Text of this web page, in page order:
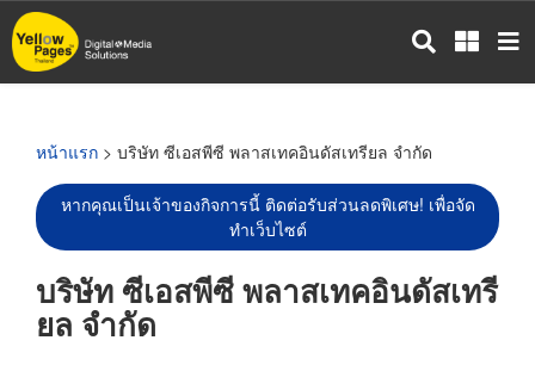
ข้าม
ไป
หน้าแรก > บริษัท ซีเอสพีซี พลาสเทคอินดัสเทรียล จำกัด
หากคุณเป็นเจ้าของกิจการนี้ ติดต่อรับส่วนลดพิเศษ! เพื่อจัด
ทำเว็บไซต์
บริษัท ซีเอสพีซี พลาสเทคอินดัสเทรี
ยล จำกัด